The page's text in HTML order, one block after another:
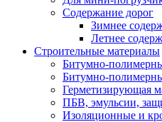
Содержание дорог
Зимнее
Летнее
Строительные материалы
Битумно-
Битумно-
Герметизирующая
ПБВ, эмульсии,
Изоляционные и